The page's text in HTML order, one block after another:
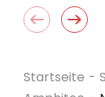
Startseite -